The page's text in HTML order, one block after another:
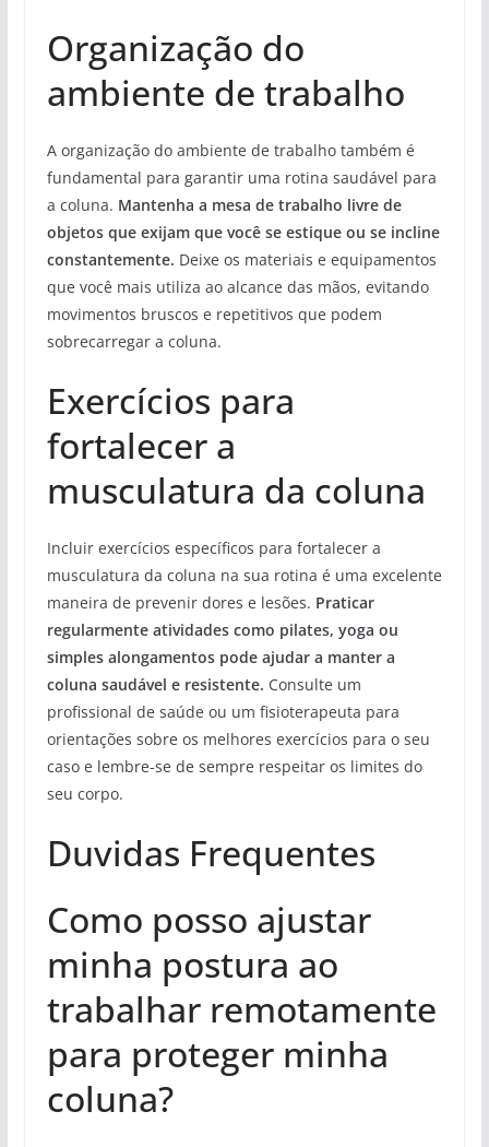
Organização do
ambiente de trabalho
A organização do ambiente de trabalho também é
fundamental para garantir uma rotina saudável para
a coluna. Mantenha a mesa de trabalho livre de
objetos que exijam que você se estique ou se incline
constantemente. Deixe os materiais e equipamentos
que você mais utiliza ao alcance das mãos, evitando
movimentos bruscos e repetitivos que podem
sobrecarregar a coluna.
Exercícios para
fortalecer a
musculatura da coluna
Incluir exercícios específicos para fortalecer a
musculatura da coluna na sua rotina é uma excelente
maneira de prevenir dores e lesões. Praticar
regularmente atividades como pilates, yoga ou
simples alongamentos pode ajudar a manter a
coluna saudável e resistente. Consulte um
profissional de saúde ou um fisioterapeuta para
orientações sobre os melhores exercícios para o seu
caso e lembre-se de sempre respeitar os limites do
seu corpo.
Duvidas Frequentes
Como posso ajustar
minha postura ao
trabalhar remotamente
para proteger minha
coluna?